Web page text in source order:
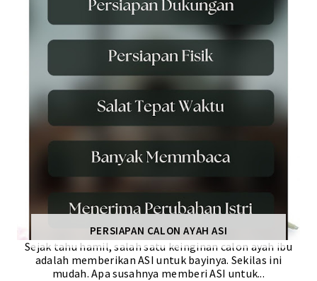
PERSIAPAN CALON AYAH ASI
Sejak tahu hamil, salah satu keinginan calon ayah ibu
adalah memberikan ASI untuk bayinya. Sekilas ini
mudah. Apa susahnya memberi ASI untuk...